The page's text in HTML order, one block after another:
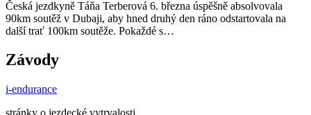
Česká jezdkyně Táňa Terberová 6. března úspěšně absolvovala
90km soutěž v Dubaji, aby hned druhý den ráno odstartovala na
další trať 100km soutěže. Pokaždé s…
Závody
i-endurance